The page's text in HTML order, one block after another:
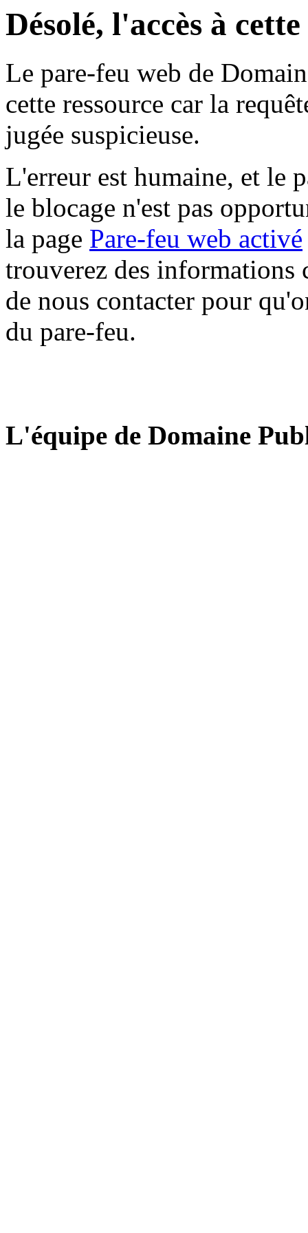
Désolé, l'accès à
Le pare-feu web de
cette ressource car la
jugée suspicieuse.
L'erreur est humaine, et le
le blocage n'est pas
la page Pare-feu web activé
trouverez des informations
de nous contacter pour
du pare-feu.
L'équipe de Domaine